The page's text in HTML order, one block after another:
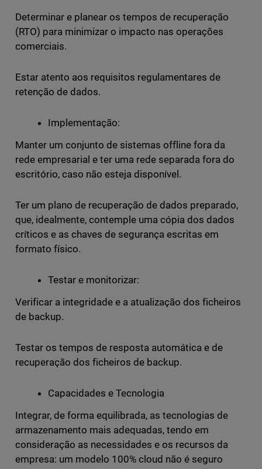
Determinar e planear os tempos de recuperação
(RTO) para minimizar o impacto nas operações
comerciais.
Estar atento aos requisitos regulamentares de
retenção de dados.
Implementação:
Manter um conjunto de sistemas offline fora da
rede empresarial e ter uma rede separada fora do
escritório, caso não esteja disponível.
Ter um plano de recuperação de dados preparado,
que, idealmente, contemple uma cópia dos dados
críticos e as chaves de segurança escritas em
formato físico.
Testar e monitorizar:
Verificar a integridade e a atualização dos ficheiros
de backup.
Testar os tempos de resposta automática e de
recuperação dos ficheiros de backup.
Capacidades e Tecnologia
Integrar, de forma equilibrada, as tecnologias de
armazenamento mais adequadas, tendo em
consideração as necessidades e os recursos da
empresa: um modelo 100% cloud não é seguro